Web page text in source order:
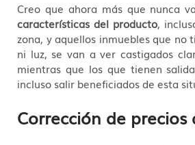
Creo que ahora más que nunca
características del producto,
zona, y aquellos inmuebles que no
ni luz, se van a ver castigados
mientras que los que tienen
incluso salir beneficiados de esta
Corrección de precios